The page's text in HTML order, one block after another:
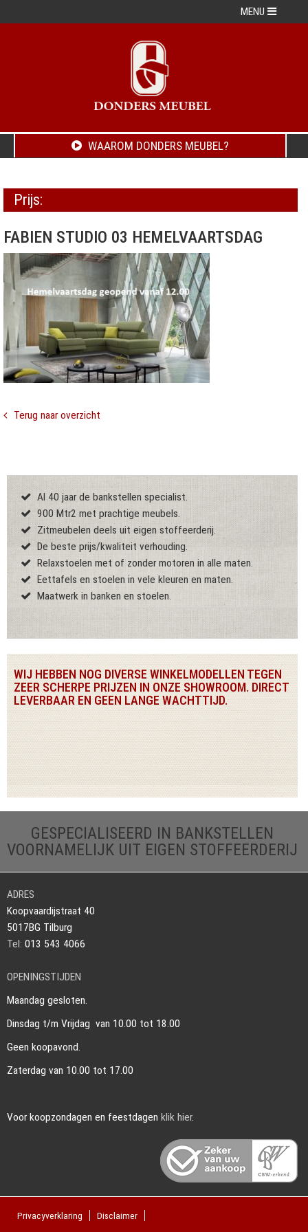
MENU
WAAROM DONDERS MEUBEL?
Prijs:
FABIEN STUDIO 03 HEMELVAARTSDAG
Terug naar overzicht
Al 40 jaar de bankstellen specialist.
900 Mtr2 met prachtige meubels.
Zitmeubelen deels uit eigen stoffeerderij.
De beste prijs/kwaliteit verhouding.
Relaxstoelen met of zonder motoren in alle maten.
Eettafels en stoelen in vele kleuren en maten.
Maatwerk in banken en stoelen.
WIJ HEBBEN NOG DIVERSE WINKELMODELLEN TEGEN
ZEER SCHERPE PRIJZEN IN ONZE SHOWROOM. DIRECT
LEVERBAAR EN GEEN LANGE WACHTTIJD.
GESPECIALISEERD IN BANKSTELLEN
VOORNAMELIJK UIT EIGEN STOFFEERDERIJ
ADRES
Koopvaardijstraat 40
5017BG Tilburg
Tel: 013 543 4066
OPENINGSTIJDEN
Maandag gesloten.
Dinsdag t/m Vrijdag van 10.00 tot 18.00
Geen koopavond.
Zaterdag van 10.00 tot 17.00
Voor koopzondagen en feestdagen klik hier.
Privacyverklaring Disclaimer